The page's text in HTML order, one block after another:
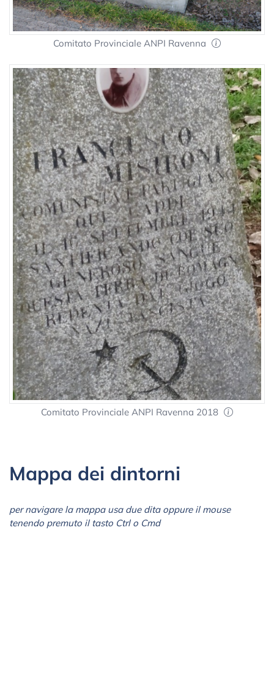
Comitato Provinciale ANPI Ravenna
Comitato Provinciale ANPI Ravenna 2018
Mappa dei dintorni
per navigare la mappa usa due dita oppure il mouse
tenendo premuto il tasto Ctrl o Cmd